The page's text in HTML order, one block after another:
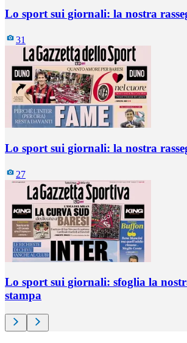
Lo sport sui giornali: la nostra
31
Lo sport sui giornali: la nostra
27
Lo sport sui giornali: sfoglia la
stampa